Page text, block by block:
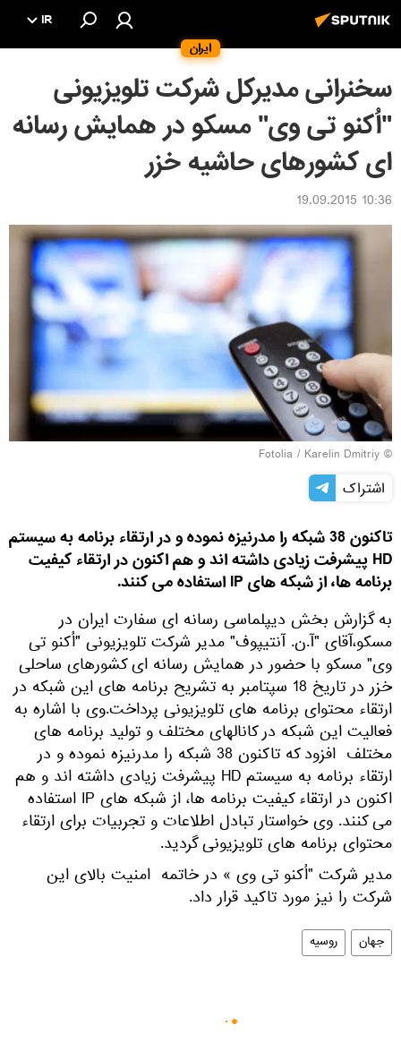
ایران
IR
سخنرانی مدیرکل شرکت تلویزیونی
"اُکنو تی وی" مسکو در همایش رسانه
ای کشورهای حاشیه خزر
10:36 19.09.2015
©
Fotolia / Karelin Dmitriy
اشتراک
تاکنون 38 شبکه را مدرنیزه نموده و در ارتقاء برنامه به سیستم
HD پیشرفت زیادی داشته اند و هم اکنون در ارتقاء کیفیت
برنامه ها، از شبکه های IP استفاده می کنند.
به گزارش بخش دیپلماسی رسانه ای سفارت ایران در
مسکو،آقای "آ.ن. آنتیپوف" مدیر شرکت تلویزیونی "اُکنو تی
وی" مسکو با حضور در همایش رسانه ای کشورهای ساحلی
خزر در تاریخ 18 سپتامبر به تشریح برنامه های این شبکه در
ارتقاء محتوای برنامه های تلویزیونی پرداخت.وی با اشاره به
فعالیت این شبکه در کانالهای مختلف و تولید برنامه های
مختلف افزود که تاکنون 38 شبکه را مدرنیزه نموده و در
ارتقاء برنامه به سیستم HD پیشرفت زیادی داشته اند و هم
اکنون در ارتقاء کیفیت برنامه ها، از شبکه های IP استفاده
می کنند. وی خواستار تبادل اطلاعات و تجربیات برای ارتقاء
محتوای برنامه های تلویزیونی گردید.
مدیر شرکت "اُکنو تی وی » در خاتمه امنیت بالای این
شرکت را نیز مورد تاکید قرار داد.
جهان روسیه